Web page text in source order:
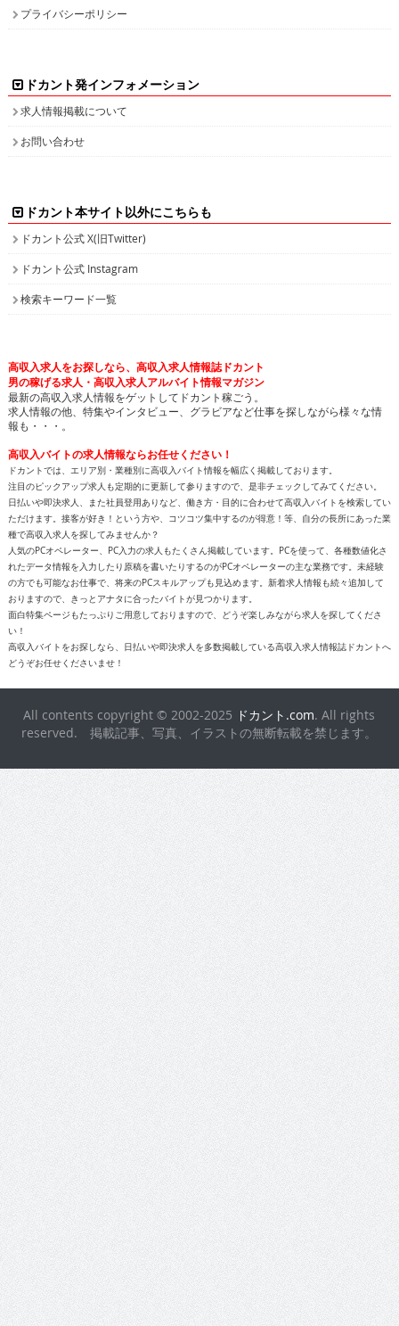
プライバシーポリシー
ドカント発インフォメーション
求人情報掲載について
お問い合わせ
ドカント本サイト以外にこちらも
ドカント公式 X(旧Twitter)
ドカント公式 Instagram
検索キーワード一覧
高収入求人をお探しなら、高収入求人情報誌ドカント
男の稼げる求人・高収入求人アルバイト情報マガジン
最新の高収入求人情報をゲットしてドカント稼ごう。
求人情報の他、特集やインタビュー、グラビアなど仕事を探しながら様々な情
報も・・・。
高収入バイトの求人情報ならお任せください！
ドカントでは、エリア別・業種別に高収入バイト情報を幅広く掲載しております。
注目のピックアップ求人も定期的に更新して参りますので、是非チェックしてみてください。
日払いや即決求人、また社員登用ありなど、働き方・目的に合わせて高収入バイトを検索してい
ただけます。接客が好き！という方や、コツコツ集中するのが得意！等、自分の長所にあった業
種で高収入求人を探してみませんか？
人気のPCオペレーター、PC入力の求人もたくさん掲載しています。PCを使って、各種数値化さ
れたデータ情報を入力したり原稿を書いたりするのがPCオペレーターの主な業務です。未経験
の方でも可能なお仕事で、将来のPCスキルアップも見込めます。新着求人情報も続々追加して
おりますので、きっとアナタに合ったバイトが見つかります。
面白特集ページもたっぷりご用意しておりますので、どうぞ楽しみながら求人を探してくださ
い！
高収入バイトをお探しなら、日払いや即決求人を多数掲載している高収入求人情報誌ドカントへ
どうぞお任せくださいませ！
All contents copyright © 2002-2025 ドカント.com. All rights
reserved. 掲載記事、写真、イラストの無断転載を禁じます。